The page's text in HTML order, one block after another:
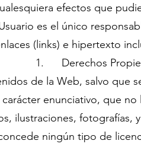
efectos que
es el único
(links) e hipertexto
1. Derechos
de la Web, salvo que
carácter enunciativo, que
ilustraciones, fotografías,
ningún tipo de